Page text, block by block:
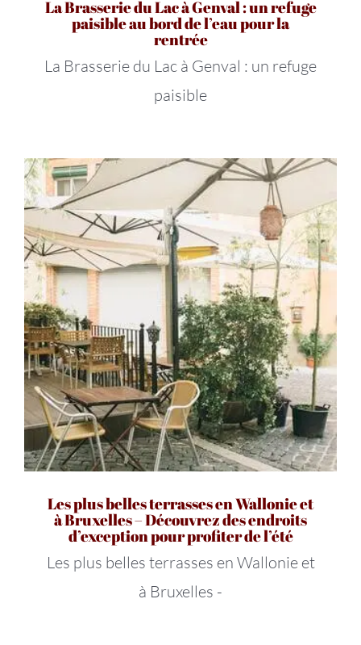
La Brasserie du Lac à Genval : un refuge
paisible au bord de l’eau pour la
rentrée
La Brasserie du Lac à Genval : un refuge
paisible
Les plus belles terrasses en Wallonie et
à Bruxelles – Découvrez des endroits
d’exception pour profiter de l’été
Les plus belles terrasses en Wallonie et
à Bruxelles -